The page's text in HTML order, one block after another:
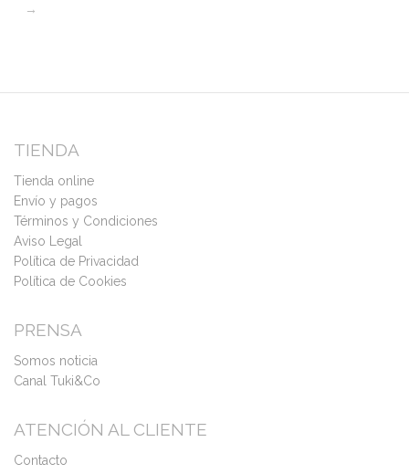
→
TIENDA
Tienda online
Envío y pagos
Términos y Condiciones
Aviso Legal
Política de Privacidad
Política de Cookies
PRENSA
Somos noticia
Canal Tuki&Co
ATENCIÓN AL CLIENTE
Contacto